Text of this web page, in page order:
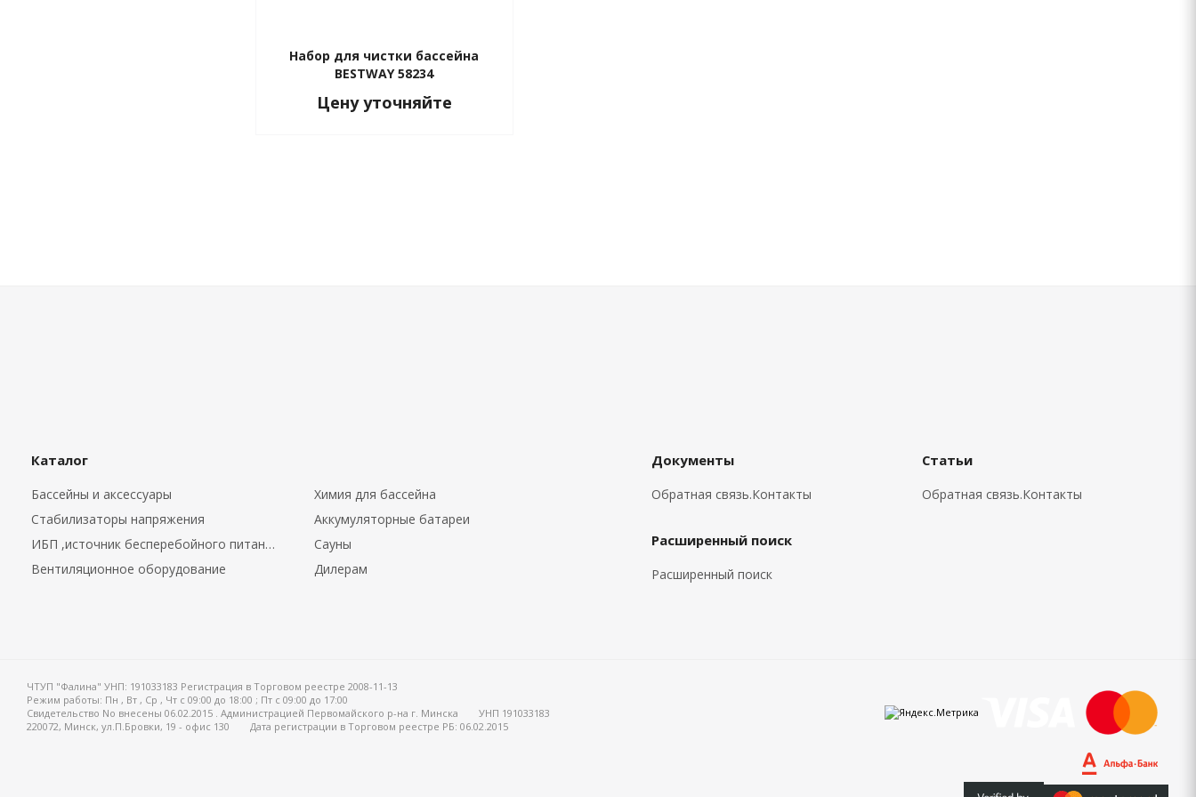
Набор для чистки бассейна
BESTWAY 58234
Цену уточняйте
Каталог
Бассейны и аксессуары
Химия для бассейна
Стабилизаторы напряжения
Аккумуляторные батареи
ИБП ,источник бесперебойного питания.
Сауны
Вентиляционное оборудование
Дилерам
Документы
Обратная связь.Контакты
Статьи
Обратная связь.Контакты
Расширенный поиск
Расширенный поиск
ЧТУП "Фалина" УНП: 191033183 Регистрация в Торговом реестре 2008-11-13
Режим работы: Пн , Вт , Ср , Чт c 09:00 до 18:00 ; Пт c 09:00 до 17:00
Свидетельство No внесены 06.02.2015 . Администрацией Первомайского р-на г. Минска
УНП 191033183
220072, Минск, ул.П.Бровки, 19 - офис 130
Дата регистрации в Торговом реестре РБ: 06.02.2015